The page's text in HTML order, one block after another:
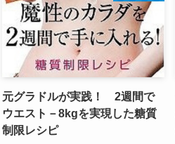
元グラドルが実践！ 2週間で
ウエスト－8kgを実現した糖質
制限レシピ